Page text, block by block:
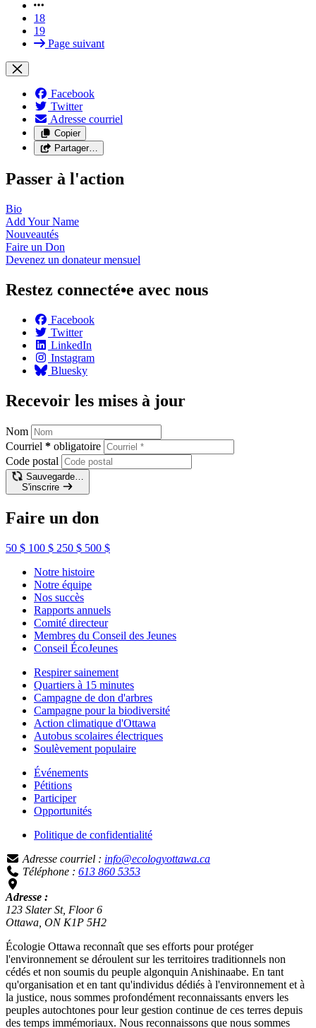
18
19
Page suivant
Facebook
Twitter
Adresse courriel
Copier
Partager…
Passer à l'action
Bio
Add YourName
Nouveautés
Faire un Don
Devenez un donateurmensuel
Restez connecté•e avec nous
Facebook
Twitter
LinkedIn
Instagram
Bluesky
Recevoir les mises à jour
Nom
Courriel * obligatoire
Code postal
Sauvegarde…
S'inscrire
Faire un don
50 $ 100 $ 250 $ 500 $
Notre histoire
Notre équipe
Nos succès
Rapports annuels
Comité directeur
Membres du Conseil des Jeunes
Conseil ÉcoJeunes
Respirer sainement
Quartiers à 15 minutes
Campagne de don d'arbres
Campagne pour la biodiversité
Action climatique d'Ottawa
Autobus scolaires électriques
Soulèvement populaire
Événements
Pétitions
Participer
Opportunités
Politique de confidentialité
Adresse courriel : info@ecologyottawa.ca
Téléphone : 613 860 5353
Adresse :
123 Slater St, Floor 6
Ottawa, ON K1P 5H2
Écologie Ottawa reconnaît que ses efforts pour protéger
l'environnement se déroulent sur les territoires traditionnels non
cédés et non soumis du peuple algonquin Anishinaabe. En tant
qu'organisation et en tant qu'individus dédiés à l'environnement et à
la justice, nous sommes profondément reconnaissants envers les
peuples autochtones pour leur gestion continue de ces terres depuis
des temps immémoriaux. Nous reconnaissons que nous sommes